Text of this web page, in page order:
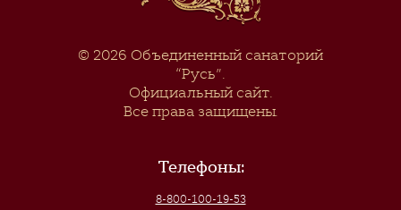
© 2026 Объединенный санаторий
“Русь”.
Официальный сайт.
Все права защищены.
Телефоны:
8-800-100-19-53